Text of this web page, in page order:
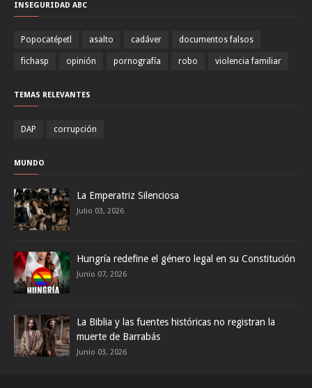
INSEGURIDAD ABC
Popocatépetl asalto cadáver documentos falsos
fichasp opinión pornografía robo violencia familiar
TEMAS RELEVANTES
DAP corrupción
MUNDO
La Emperatriz Silenciosa
Julio 03, 2026
Hungría redefine el género legal en su Constitución
Junio 07, 2026
La Biblia y las fuentes históricas no registran la
muerte de Barrabás
Junio 03, 2026